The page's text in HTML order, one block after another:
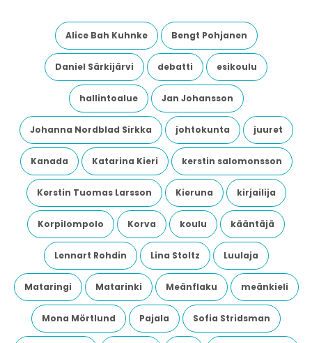
Alice Bah Kuhnke Bengt Pohjanen
Daniel Särkijärvi debatti esikoulu
hallintoalue Jan Johansson
Johanna Nordblad Sirkka johtokunta juuret
Kanada Katarina Kieri kerstin salomonsson
Kerstin Tuomas Larsson Kieruna kirjailija
Korpilompolo Korva koulu kääntäjä
Lennart Rohdin Lina Stoltz Luulaja
Mataringi Matarinki Meänflaku meänkieli
Mona Mörtlund Pajala Sofia Stridsman